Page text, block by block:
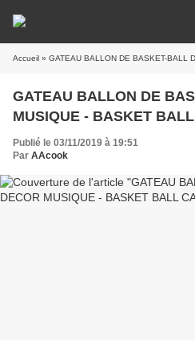
Accueil » GATEAU BALLON DE BASKET-BALL
GATEAU BALLON DE
MUSIQUE - BASKET
Publié le 03/11/2019 à 19:51
Par AAcook